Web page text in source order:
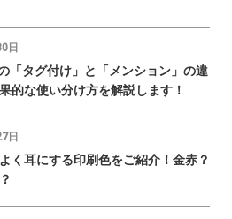
日
「タグ付け」と「メンション」の違
的な使い分け方を解説します！
日
く耳にする印刷色をご紹介！金赤？